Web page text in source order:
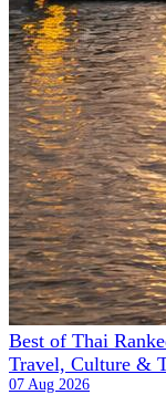
Best of Thai
Travel, Culture &
07 Aug 2026